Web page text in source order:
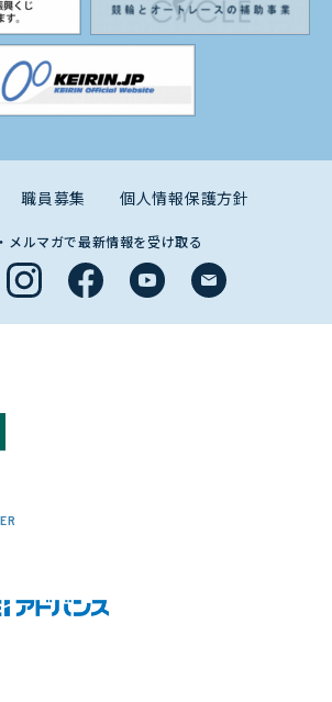
職員募集 個人情報保護方針
メルマガで最新情報を受け取る